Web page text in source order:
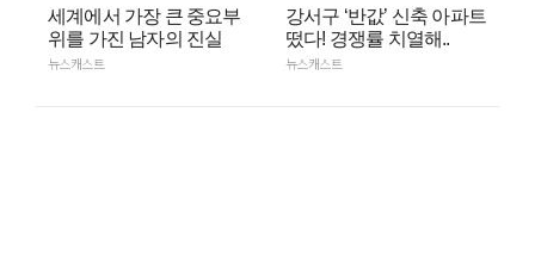
세계에서 가장 큰 중요부
위를 가진 남자의 진실
뉴스캐스트
강서구 ‘반값’ 신축 아파트
떴다! 경쟁률 치열해..
뉴스캐스트